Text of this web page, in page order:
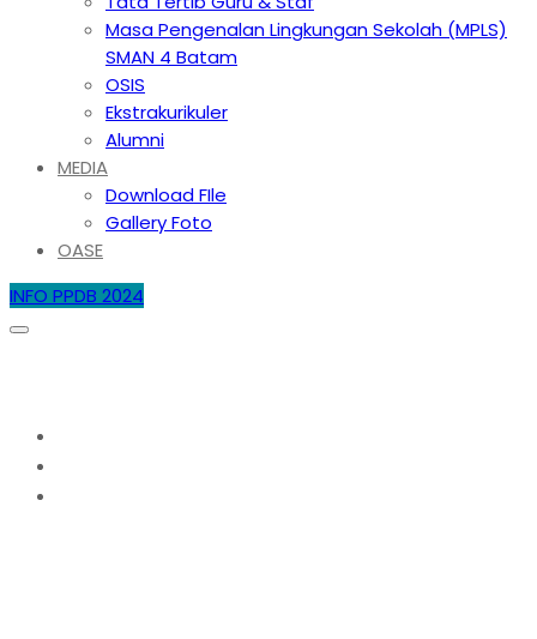
Masa Pengenalan Lingkungan Sekolah (MPLS)
SMAN 4 Batam
OSIS
Ekstrakurikuler
Alumni
MEDIA
Download FIle
Gallery Foto
OASE
INFO PPDB 2024